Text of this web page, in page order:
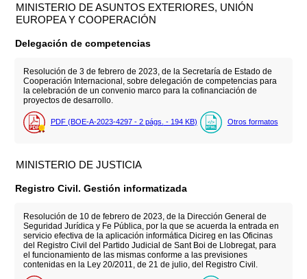
MINISTERIO DE ASUNTOS EXTERIORES, UNIÓN
EUROPEA Y COOPERACIÓN
Delegación de competencias
Resolución de 3 de febrero de 2023, de la Secretaría de Estado de
Cooperación Internacional, sobre delegación de competencias para
la celebración de un convenio marco para la cofinanciación de
proyectos de desarrollo.
PDF (BOE-A-2023-4297 - 2 págs. - 194 KB) Otros formatos
MINISTERIO DE JUSTICIA
Registro Civil. Gestión informatizada
Resolución de 10 de febrero de 2023, de la Dirección General de
Seguridad Jurídica y Fe Pública, por la que se acuerda la entrada en
servicio efectiva de la aplicación informática Dicireg en las Oficinas
del Registro Civil del Partido Judicial de Sant Boi de Llobregat, para
el funcionamiento de las mismas conforme a las previsiones
contenidas en la Ley 20/2011, de 21 de julio, del Registro Civil.